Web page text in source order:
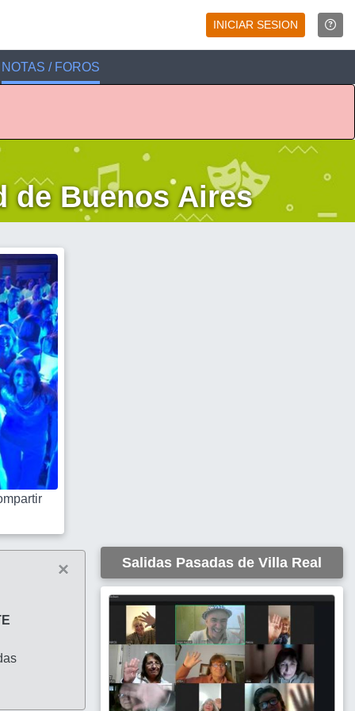
INICIAR SESION
NOTAS / FOROS
de Buenos Aires
× Salidas Pasadas de Villa Real